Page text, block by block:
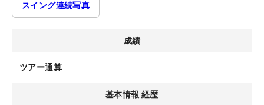
スイング連続写真
成績
ツアー通算
基本情報 経歴